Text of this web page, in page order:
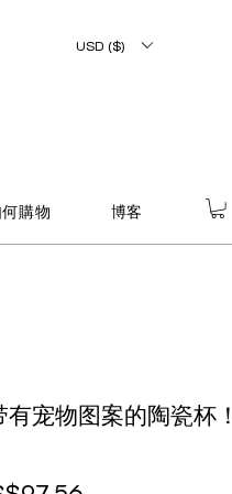
USD ($)
購物 博客
宠物图案的陶瓷杯！